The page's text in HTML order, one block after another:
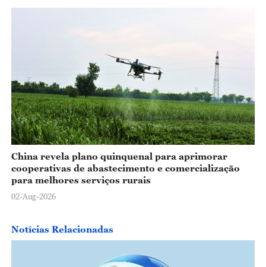
China revela plano quinquenal para aprimorar
cooperativas de abastecimento e comercialização
para melhores serviços rurais
02-Aug-2026
Notícias Relacionadas